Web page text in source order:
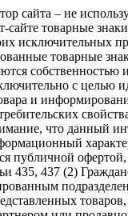
сайта – не
сайте товарные
исключительных
товарные
собственностью
с целью
и
что данный
публичной
435, 437 (2)
товаров,